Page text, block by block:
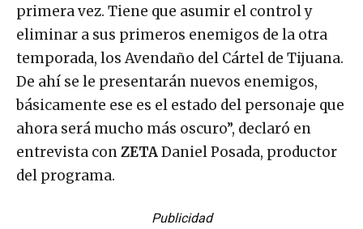
primera vez. Tiene que asumir el control y
eliminar a sus primeros enemigos de la otra
temporada, los Avendaño del Cártel de Tijuana.
De ahí se le presentarán nuevos enemigos,
básicamente ese es el estado del personaje que
ahora será mucho más oscuro”, declaró en
entrevista conZETADaniel Posada, productor
del programa.
Publicidad